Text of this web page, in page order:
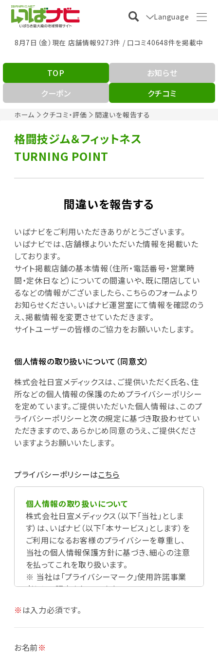
Language
8月7日（金）現在 店舗情報9273件 / 口コミ40648件を掲載中
ホーム クチコミ・評価 間違いを報告する
TOP
お知らせ
クーポン
クチコミ
格闘技ジム＆フィットネス
TURNING POINT
間違いを報告する
いばナビをご利用いただきありがとうございます。
いばナビでは、店舗様よりいただいた情報を掲載いた
しております。
サイト掲載店舗の基本情報（住所・電話番号・営業時
間・定休日など）についての間違いや、既に閉店してい
るなどの情報がございましたら、こちらのフォームより
お知らせください。いばナビ運営室にて情報を確認のう
え、掲載情報を変更させていただきます。
サイトユーザーの皆様のご協力をお願いいたします。
個人情報の取り扱いについて（同意文）
株式会社日宣メディックスは、ご提供いただく氏名、住
所などの個人情報の保護のためプライバシーポリシー
を定めています。ご提供いただいた個人情報は、このプ
ライバシーポリシーと次の規定に基づき取扱わせてい
ただきますので、あらかじめ同意のうえ、ご提供くださ
いますようお願いいたします。
プライバシーポリシーはこちら
個人情報の取り扱いについて
株式会社日宣メディックス（以下「当社」としま
す）は、いばナビ（以下「本サービス」とします）を
ご利用になるお客様のプライバシーを尊重し、
当社の個人情報保護方針に基づき、細心の注意
を払ってこれを取り扱います。
※ 当社は「プライバシーマーク」使用許諾事業
者として認定されています。
※は入力必須です。
お名前※